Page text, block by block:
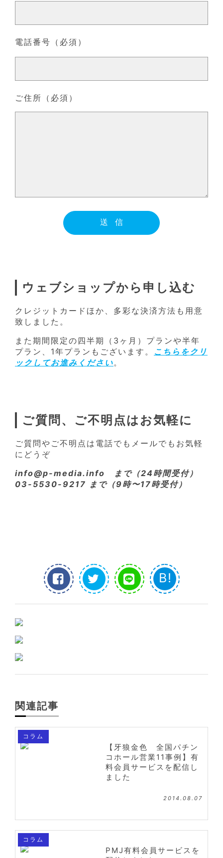
電話番号（必須）
ご住所（必須）
ウェブショップから申し込む
クレジットカードほか、多彩な決済方法も用意
致しました。
また期間限定の四半期（3ヶ月）プランや半年
プラン、1年プランもございます。 こちらをクリ
ックしてお進みください。
ご質問、ご不明点はお気軽に
ご質問やご不明点は電話でもメールでもお気軽
にどうぞ
info@p-media.info まで（24時間受付）
03-5530-9217 まで（9時〜17時受付）
B!
関連記事
コラム
【牙狼金色 全国パチン
コホール営業11事例】有
料会員サービスを配信し
ました
2014.08.07
コラム
PMJ有料会員サービスを